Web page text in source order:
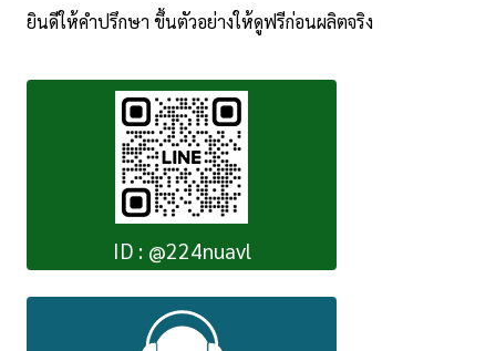
ยินดีให้คำปรึกษา ขึ้นตัวอย่างให้ดูฟรีก่อนผลิตจริง
ID : @224nuavl